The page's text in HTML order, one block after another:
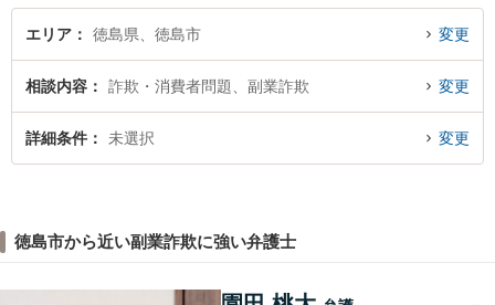
エリア 徳島県、徳島市 変更
相談内容 詐欺・消費者問題、副業詐欺 変更
詳細条件 未選択 変更
徳島市から近い副業詐欺に強い弁護士